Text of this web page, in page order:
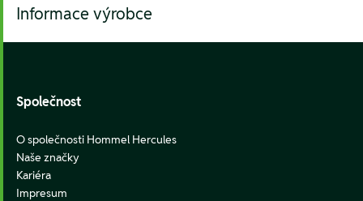
Informace výrobce
Footer
Společnost
O společnosti Hommel Hercules
Naše značky
Kariéra
Impresum